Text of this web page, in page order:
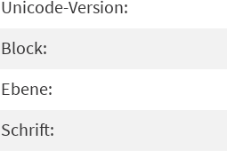
Unicode-Version:
Block:
Ebene:
Schrift: